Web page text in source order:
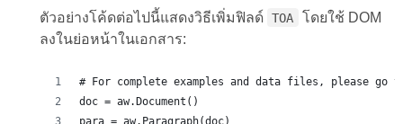
ตัวอย่างโค้ดต่อไปนี้แสดงวิธีเพิ่มฟิลด์ TOA
โดยใช้ DOM
ลงในย่อหน้าในเอกสาร:
# For complete examples and data files, please go
doc = aw.Document()
para = aw.Paragraph(doc)